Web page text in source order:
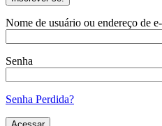
Nome de usuário ou endereço de
Senha
Senha Perdida?